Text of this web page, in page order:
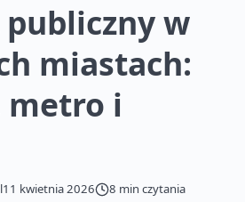
w
miastach:
metro i
11 kwietnia 2026 8 min czytania